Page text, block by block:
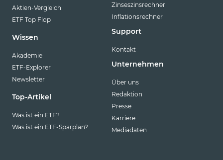
Aktien-Vergleich
ETF Top Flop
Wissen
Akademie
ETF-Explorer
Newsletter
Top-Artikel
Was ist ein ETF?
Was ist ein ETF-Sparplan?
Zinseszinsrechner
Inflationsrechner
Support
Kontakt
Unternehmen
Über uns
Redaktion
Presse
Karriere
Mediadaten